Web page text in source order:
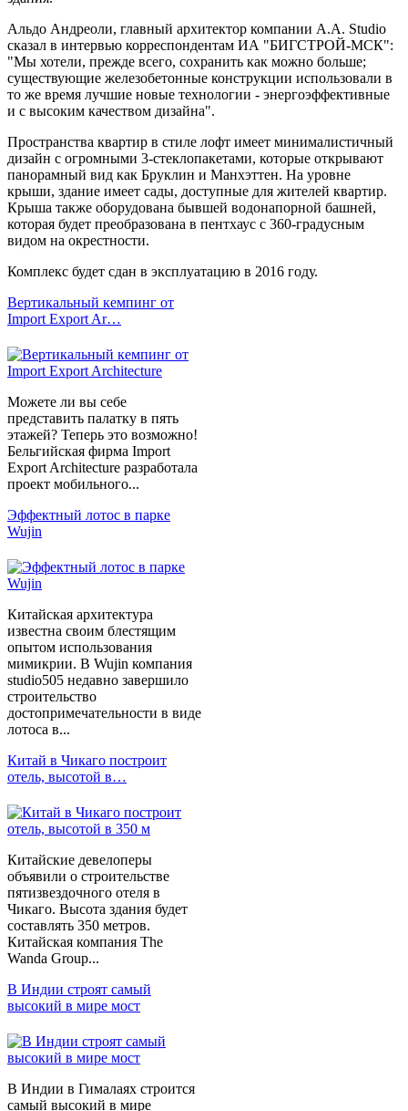
Альдо Андреоли, главный архитектор компании А.А. Studio
сказал в интервью корреспондентам ИА "БИГСТРОЙ-МСК":
"Мы хотели, прежде всего, сохранить как можно больше;
существующие железобетонные конструкции использовали в
то же время лучшие новые технологии - энергоэффективные
и с высоким качеством дизайна".
Пространства квартир в стиле лофт имеет минималистичный
дизайн с огромными 3-стеклопакетами, которые открывают
панорамный вид как Бруклин и Манхэттен. На уровне
крыши, здание имеет сады, доступные для жителей квартир.
Крыша также оборудована бывшей водонапорной башней,
которая будет преобразована в пентхаус с 360-градусным
видом на окрестности.
Комплекс будет сдан в эксплуатацию в 2016 году.
Вертикальный кемпинг от
Import Export Ar…
Можете ли вы себе
представить палатку в пять
этажей? Теперь это возможно!
Бельгийская фирма Import
Export Architecture разработала
проект мобильного...
Эффектный лотос в парке
Wujin
Китайская архитектура
известна своим блестящим
опытом использования
мимикрии. В Wujin компания
studio505 недавно завершило
строительство
достопримечательности в виде
лотоса в...
Китай в Чикаго построит
отель, высотой в…
Китайские девелоперы
объявили о строительстве
пятизвездочного отеля в
Чикаго. Высота здания будет
составлять 350 метров.
Китайская компания The
Wanda Group...
В Индии строят самый
высокий в мире мост
В Индии в Гималаях строится
самый высокий в мире